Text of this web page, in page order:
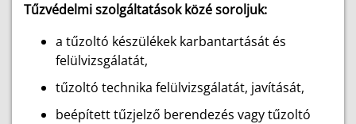
Tűzvédelmi szolgáltatások közé soroljuk:
a tűzoltó készülékek karbantartását és
felülvizsgálatát,
tűzoltó technika felülvizsgálatát, javítását,
beépített tűzjelző berendezés vagy tűzoltó